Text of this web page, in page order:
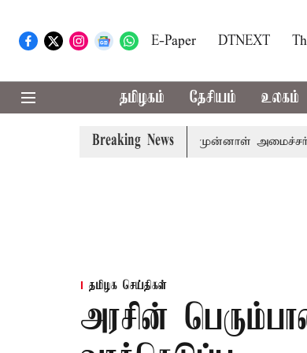
E-Paper DTNEXT
தமிழகம் தேசியம் உலகம்
Breaking News
விஜய் அழைப்பு முன்னாள் அமைச்சர்
தமிழக செய்திகள்
அரசின்